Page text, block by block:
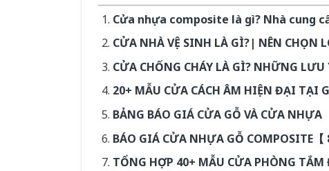
Cửa nhựa composite là gì? Nhà cung
CỬA NHÀ VỆ SINH LÀ GÌ?| NÊN CHỌN
CỬA CHỐNG CHÁY LÀ GÌ? NHỮNG
20+ MẪU CỬA CÁCH ÂM HIỆN ĐẠI TẠI
BẢNG BÁO GIÁ CỬA GỖ VÀ CỬA NHỰA
BÁO GIÁ CỬA NHỰA GỖ COMPOSITE【
TỔNG HỢP 40+ MẪU CỬA PHÒNG